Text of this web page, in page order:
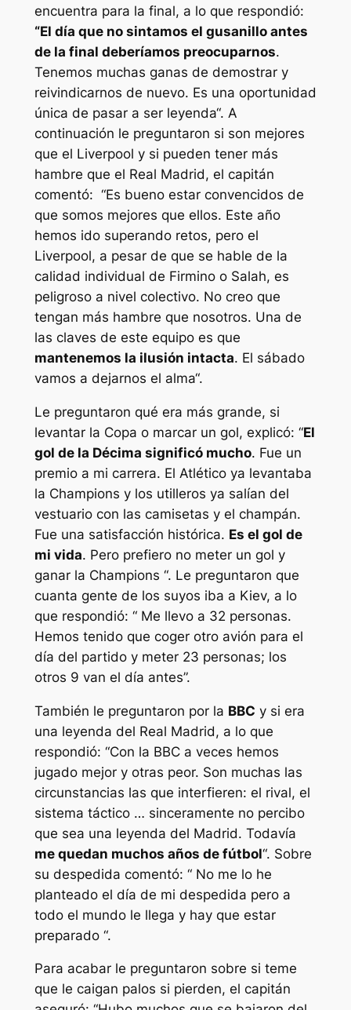
encuentra para la final, a lo que respondió:
“El día que no sintamos el gusanillo antes
de la final deberíamos preocuparnos.
Tenemos muchas ganas de demostrar y
reivindicarnos de nuevo. Es una oportunidad
única de pasar a ser leyenda“. A
continuación le preguntaron si son mejores
que el Liverpool y si pueden tener más
hambre que el Real Madrid, el capitán
comentó: “Es bueno estar convencidos de
que somos mejores que ellos. Este año
hemos ido superando retos, pero el
Liverpool, a pesar de que se hable de la
calidad individual de Firmino o Salah, es
peligroso a nivel colectivo. No creo que
tengan más hambre que nosotros. Una de
las claves de este equipo es que
mantenemos la ilusión intacta. El sábado
vamos a dejarnos el alma“.
Le preguntaron qué era más grande, si
levantar la Copa o marcar un gol, explicó: “El
gol de la Décima significó mucho. Fue un
premio a mi carrera. El Atlético ya levantaba
la Champions y los utilleros ya salían del
vestuario con las camisetas y el champán.
Fue una satisfacción histórica. Es el gol de
mi vida. Pero prefiero no meter un gol y
ganar la Champions “. Le preguntaron que
cuanta gente de los suyos iba a Kiev, a lo
que respondió: “ Me llevo a 32 personas.
Hemos tenido que coger otro avión para el
día del partido y meter 23 personas; los
otros 9 van el día antes”.
También le preguntaron por la BBC y si era
una leyenda del Real Madrid, a lo que
respondió: “Con la BBC a veces hemos
jugado mejor y otras peor. Son muchas las
circunstancias las que interfieren: el rival, el
sistema táctico … sinceramente no percibo
que sea una leyenda del Madrid. Todavía
me quedan muchos años de fútbol“. Sobre
su despedida comentó: “ No me lo he
planteado el día de mi despedida pero a
todo el mundo le llega y hay que estar
preparado “.
Para acabar le preguntaron sobre si teme
que le caigan palos si pierden, el capitán